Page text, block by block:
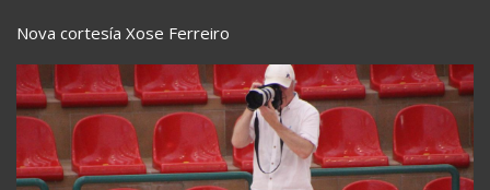
Nova cortesía Xose Ferreiro